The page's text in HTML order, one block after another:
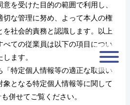
を受けた目的の範囲で利用し、
切な管理に努め、よって本人の権
社会的責務と認識します。以上
べての従業員は以下の項目につい
ます。
「特定個人情報等の適正な取扱い
象となる特定個人情報等に関して
併せてご覧ください。